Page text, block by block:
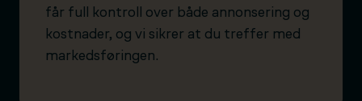
får full kontroll over både annonsering og
kostnader, og vi sikrer at du treffer med
markedsføringen.